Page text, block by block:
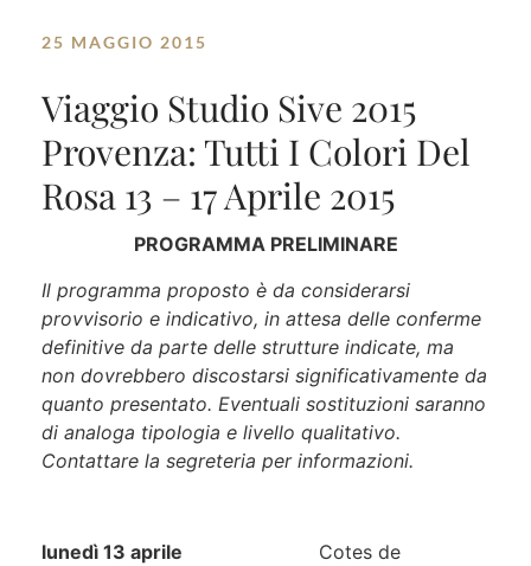
25 MAGGIO 2015
Viaggio Studio Sive 2015
Provenza: Tutti I Colori Del
Rosa 13 – 17 Aprile 2015
PROGRAMMA PRELIMINARE
Il programma proposto è da considerarsi
provvisorio e indicativo, in attesa delle conferme
definitive da parte delle strutture indicate, ma
non dovrebbero discostarsi significativamente da
quanto presentato. Eventuali sostituzioni saranno
di analoga tipologia e livello qualitativo.
Contattare la segreteria per informazioni.
lunedì 13 aprile Cotes de